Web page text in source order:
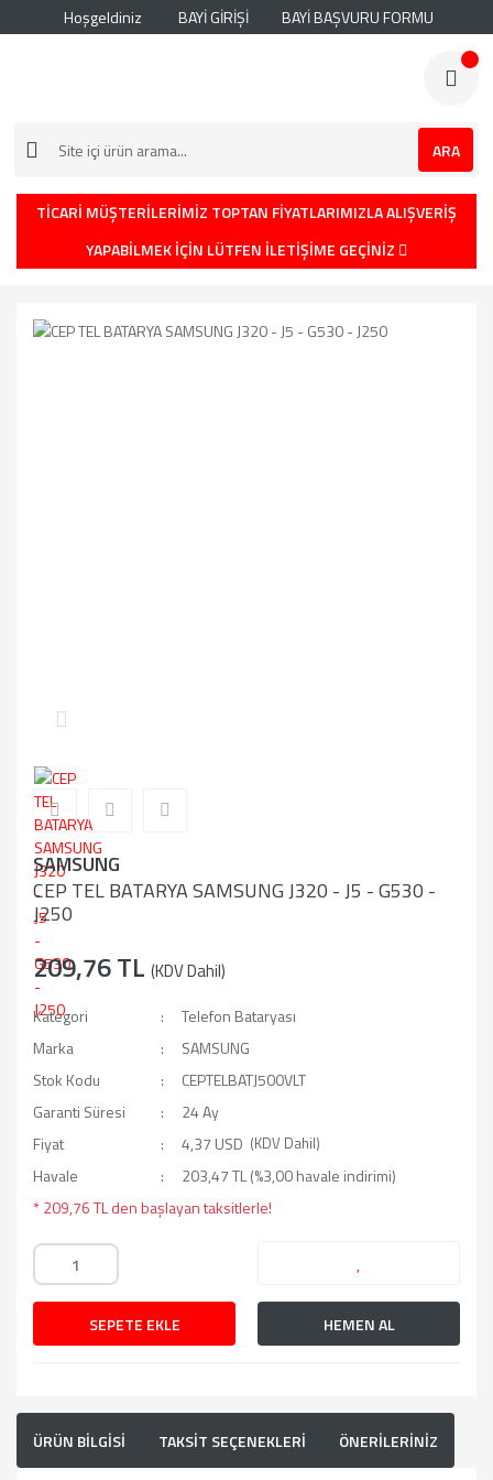
Hoşgeldiniz BAYİ GİRİŞİ BAYİ BAŞVURU FORMU
ARA
TİCARİ MÜŞTERİLERİMİZ TOPTAN FİYATLARIMIZLA ALIŞVERİŞ
YAPABİLMEK İÇİN LÜTFEN İLETİŞİME GEÇİNİZ
SAMSUNG
CEP TEL BATARYA SAMSUNG J320 - J5 - G530 -
J250
209,76 TL (KDV Dahil)
Kategori
Telefon Bataryası
Marka
SAMSUNG
Stok Kodu
CEPTELBATJ500VLT
Garanti Süresi
24 Ay
Fiyat
4,37 USD (KDV Dahil)
Havale
203,47 TL (%3,00 havale indirimi)
* 209,76 TL den başlayan taksitlerle!
SEPETE EKLE HEMEN AL
ÜRÜN BİLGİSİ TAKSİT SEÇENEKLERİ ÖNERİLERİNİZ